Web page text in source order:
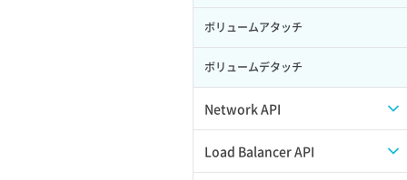
ボリュームアタッチ
ボリュームデタッチ
Network API
QoSポリシー一覧取得
Load Balancer API